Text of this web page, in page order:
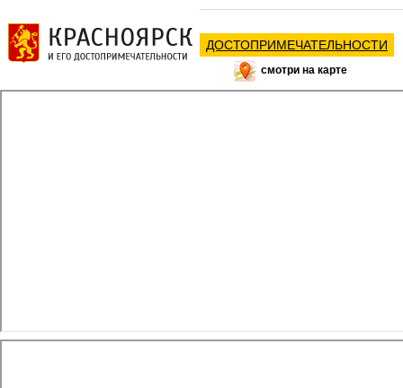
ДОСТОПРИМЕЧАТЕЛЬНОСТИ
смотри на карте